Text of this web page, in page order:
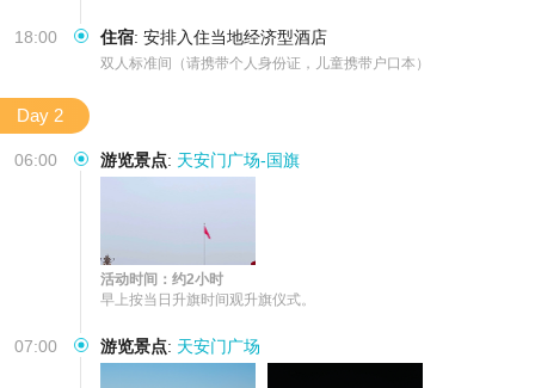
18:00 住宿: 安排入住当地经济型酒店
双人标准间（请携带个人身份证，儿童携带户口本）
Day 2
06:00 游览景点: 天安门广场-国旗
活动时间：约2小时
早上按当日升旗时间观升旗仪式。
07:00 游览景点: 天安门广场